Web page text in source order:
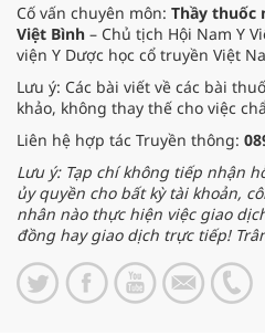
Cố vấn chuyên môn: Thầy thuốc
Việt Bình – Chủ tịch Hội Nam Y
viện Y Dược học cổ truyền Việt
Lưu ý: Các bài viết về các bài
khảo, không thay thế cho việc
Liên hệ hợp tác Truyền thông:
Lưu ý: Tạp chí không tiếp nhận
ủy quyền cho bất kỳ tài khoản,
nhân nào thực hiện việc giao
đồng hay giao dịch trực tiếp!